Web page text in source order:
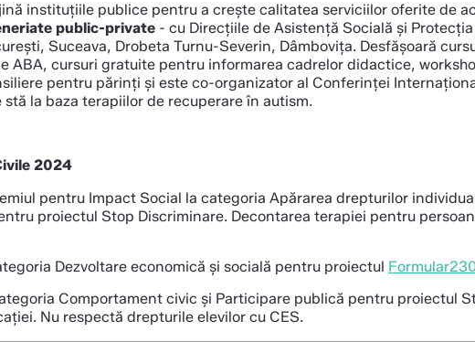
instituțiile publice pentru a crește calitatea serviciilor oferite de
public-private - cu Direcțiile de Asistență Socială și Protecția
Suceava, Drobeta Turnu-Severin, Dâmbovița. Desfășoară
ABA, cursuri gratuite pentru informarea cadrelor didactice,
pentru părinți și este co-organizator al Conferinței
la baza terapiilor de recuperare în autism.
2024
pentru Impact Social la categoria Apărarea drepturilor
proiectul Stop Discriminare. Decontarea terapiei pentru
Dezvoltare economică și socială pentru proiectul
Comportament civic și Participare publică pentru proiectul
Nu respectă drepturile elevilor cu CES.